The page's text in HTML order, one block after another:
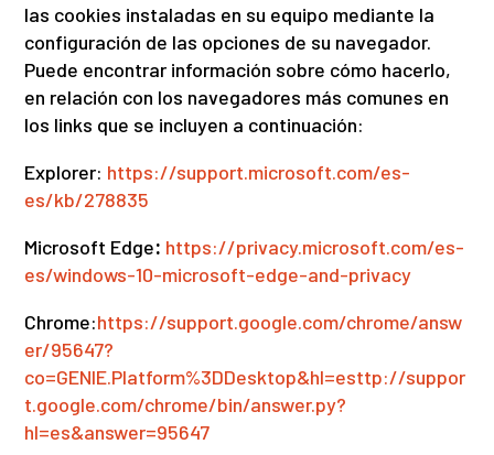
las cookies instaladas en su equipo mediante la
configuración de las opciones de su navegador.
Puede encontrar información sobre cómo hacerlo,
en relación con los navegadores más comunes en
los links que se incluyen a continuación:
Explorer: https://support.microsoft.com/es-
es/kb/278835
Microsoft Edge: https://privacy.microsoft.com/es-
es/windows-10-microsoft-edge-and-privacy
Chrome:https://support.google.com/chrome/answ
er/95647?
co=GENIE.Platform%3DDesktop&hl=esttp://suppor
t.google.com/chrome/bin/answer.py?
hl=es&answer=95647